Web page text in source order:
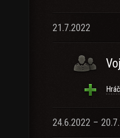
21.7.2022
24.6.2022 –